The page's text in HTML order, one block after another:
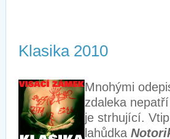
Klasika 2010
Mnohými
zdaleka
je strhující.
lahůdka